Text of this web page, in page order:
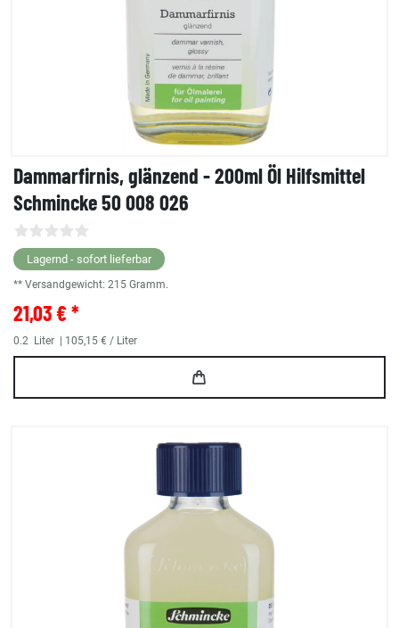
Dammarfirnis, glänzend - 200ml Öl Hilfsmittel
Schmincke 50 008 026
Lagernd - sofort lieferbar
** Versandgewicht: 215 Gramm.
21,03 € *
0.2 Liter | 105,15 € / Liter